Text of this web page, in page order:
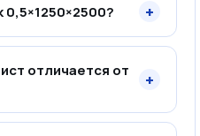
0,5×1250×2500? +
отличается от
+